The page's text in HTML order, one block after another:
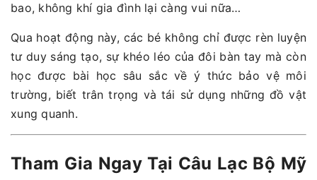
bao, không khí gia đình lại càng vui nữa…
Qua hoạt động này, các bé không chỉ được rèn luyện
tư duy sáng tạo, sự khéo léo của đôi bàn tay mà còn
học được bài học sâu sắc về ý thức bảo vệ môi
trường, biết trân trọng và tái sử dụng những đồ vật
xung quanh.
Tham Gia Ngay Tại Câu Lạc Bộ Mỹ